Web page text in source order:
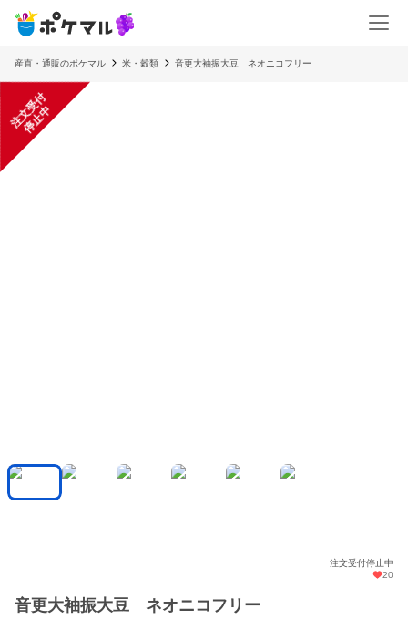
産直・通販のポケマル 米・穀類 音更大袖振大豆 ネオニコフリー
注
文
受
付
停
止
中
注文受付停止中
20
音更大袖振大豆 ネオニコフリー